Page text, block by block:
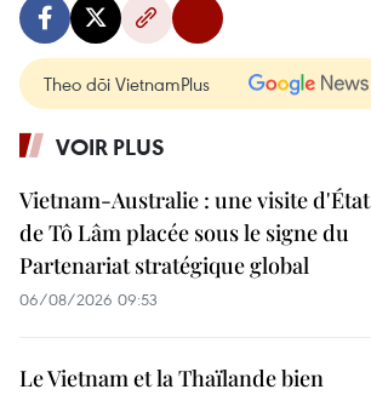
Theo dõi VietnamPlus
VOIR PLUS
Vietnam-Australie : une visite d'État
de Tô Lâm placée sous le signe du
Partenariat stratégique global
06/08/2026 09:53
Le Vietnam et la Thaïlande bien